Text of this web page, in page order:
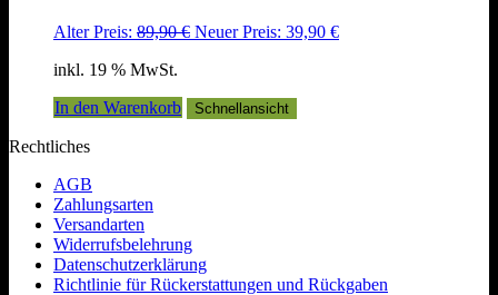
Alter Preis: 89,90€ Ursprünglicher
Neuer Preis: 39,90 €Aktueller
inkl. 19 % MwSt.
In den Warenkorb
Schnellansicht
Rechtliches
AGB
Zahlungsarten
Versandarten
Widerrufsbelehrung
Datenschutzerklärung
Richtlinie für Rückerstattungen und Rückgaben